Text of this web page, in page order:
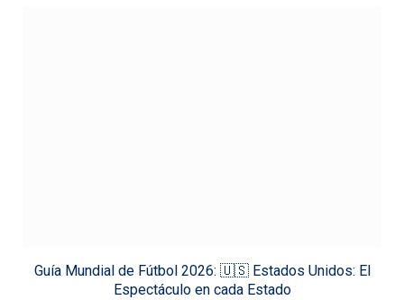
Guía Mundial de Fútbol 2026: 🇺🇸 Estados Unidos: El
Espectáculo en cada Estado